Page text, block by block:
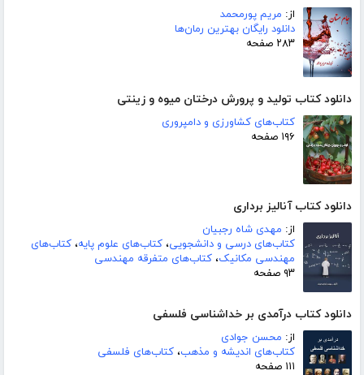
از: مریم پورمحمد
دانلود رایگان بهترین رمان‌ها
۲۸۳ صفحه
دانلود کتاب تولید و پرورش درختان میوه و زینتی
کتاب‌های کشاورزی و دامپروری
۱۹۶ صفحه
دانلود کتاب آنالیز برداری
از: مهدی شاه رجبیان
کتاب‌های درسی و دانشجویی، کتاب‌های علوم پایه، کتاب‌های
مهندسی مکانیک، کتاب‌های متفرقه مهندسی
۹۳ صفحه
دانلود کتاب درآمدی بر خداشناسی فلسفی
از: محسن جوادی
کتاب‌های اندیشه و مذهب، کتاب‌های فلسفی
۱۱۱ صفحه